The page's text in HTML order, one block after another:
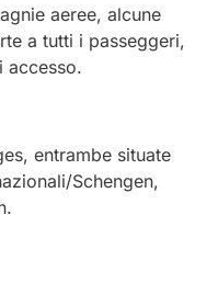
aeree, alcune
a tutti i passeggeri,
accesso.
entrambe situate
Schengen,